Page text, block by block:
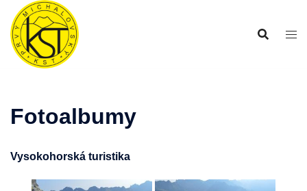
Preskočiť
obsah
Fotoalbumy
Vysokohorská turistika